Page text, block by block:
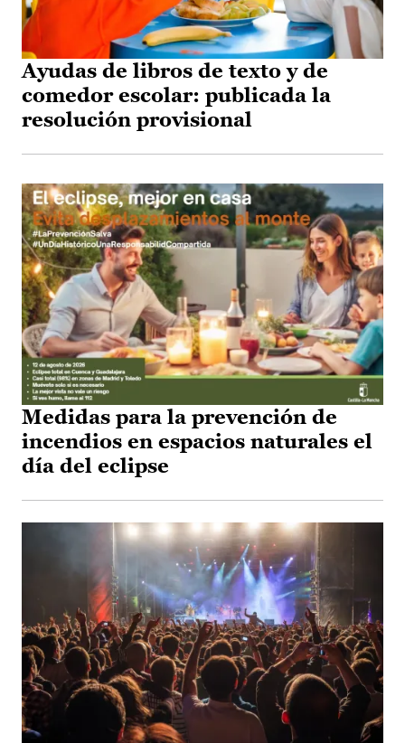
Ayudas de libros de texto y de
comedor escolar: publicada la
resolución provisional
Medidas para la prevención de
incendios en espacios naturales el
día del eclipse